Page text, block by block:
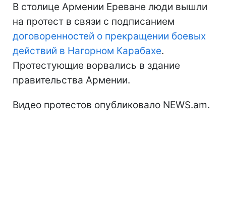
В столице Армении Ереване люди вышли
на протест в связи с подписанием
договоренностей о прекращении боевых
действий в Нагорном Карабахе.
Протестующие ворвались в здание
правительства Армении.
Видео протестов опубликовало NEWS.am.